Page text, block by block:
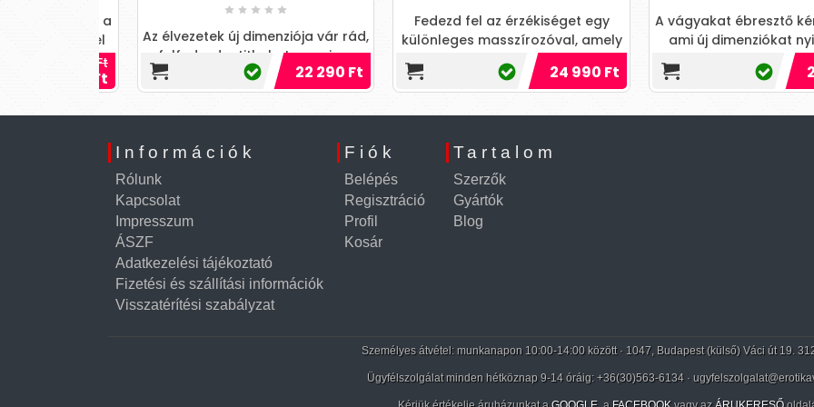
Az élvezetek új dimenziója vár rád,
felfedezd a titkokat egy vizes
kalandozáshoz!22 290 Ft
Fedezd fel az érzékiséget egy
különleges masszírozóval, amely
felébreszti benned a vágyat és az
élvezeteket!
24 990 Ft
A vágyakat ébresztő
ami új dimenziókat nyit
szenvedélyben! Fedezd fel
pillanatok új világát!27
Információk
Rólunk
Kapcsolat
Impresszum
ÁSZF
Adatkezelési tájékoztató
Fizetési és szállítási információk
Visszatérítési szabályzat
Fiók
Belépés
Regisztráció
Profil
Kosár
Tartalom
Szerzők
Gyártók
Blog
Személyes átvétel: munkanapon 10:00-14:00 között · 1047, Budapest (külső) Váci út 19.
Ügyfélszolgálat minden hétköznap 9-14 óráig: +36(30)563-6134 ·